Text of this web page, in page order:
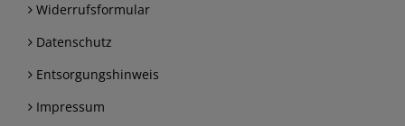
Widerrufsformular
Datenschutz
Entsorgungshinweis
Impressum